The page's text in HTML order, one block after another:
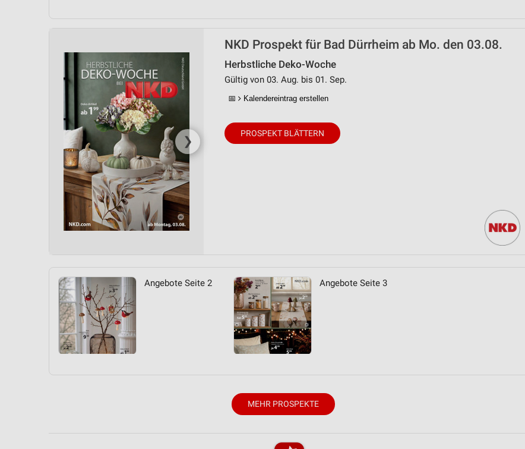
❯
NKD Prospekt für Bad Dürrheim ab Mo. den 03.08.
Herbstliche Deko-Woche
Gültig von 03. Aug. bis 01. Sep.
📅 Kalendereintrag erstellen
PROSPEKT BLÄTTERN
Angebote Seite 2 Angebote Seite 3
MEHR PROSPEKTE
Geräte anhand von aktiv angeforderten Informationen identifizieren
Performance